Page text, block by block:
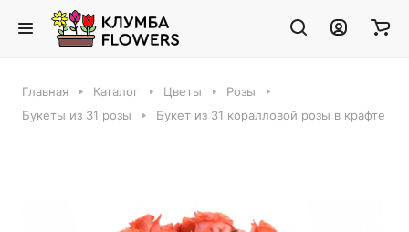
Главная Каталог Цветы
Розы
Букеты из 31 розы
Букет из 31 коралловой розы в крафте